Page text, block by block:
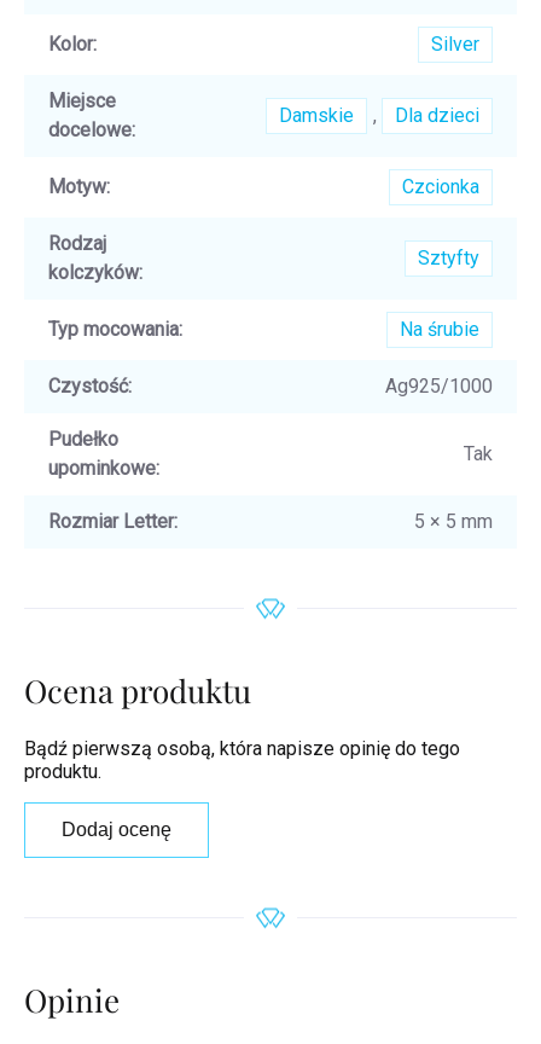
Kolor: Silver
Miejsce
docelowe:
Damskie , Dla dzieci
Motyw: Czcionka
Rodzaj
kolczyków:
Sztyfty
Typ mocowania: Na śrubie
Czystość: Ag925/1000
Pudełko
upominkowe:
Tak
Rozmiar Letter: 5 × 5 mm
Ocena produktu
Bądź pierwszą osobą, która napisze opinię do tego
produktu.
Dodaj ocenę
Opinie